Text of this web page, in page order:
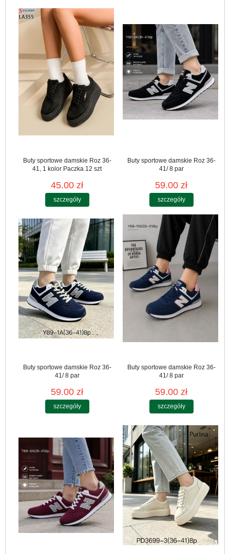
Buty sportowe damskie Roz 36-
41, 1 kolor Paczka 12 szt
45.00 zł
szczegóły
Buty sportowe damskie Roz 36-
41/ 8 par
59.00 zł
szczegóły
Buty sportowe damskie Roz 36-
41/ 8 par
59.00 zł
szczegóły
Buty sportowe damskie Roz 36-
41/ 8 par
59.00 zł
szczegóły